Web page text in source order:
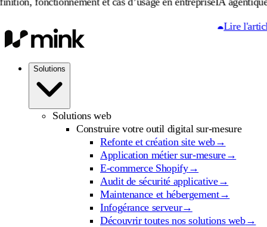
Lire l'article
Solutions
Solutions web
Construire votre outil digital sur-mesure
Refonte et création site web→
Application métier sur-mesure→
E-commerce Shopify→
Audit de sécurité applicative→
Maintenance et hébergement→
Infogérance serveur→
Découvrir toutes nos solutions web→